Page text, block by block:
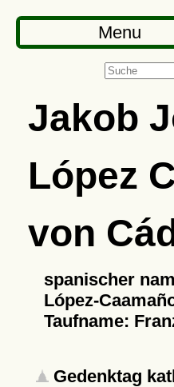
Menu
Jakob
López
von
spanischer
López-
Taufname:
Gedenktag